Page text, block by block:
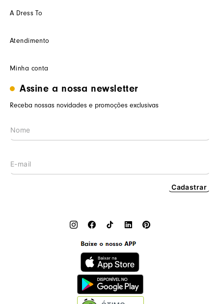
A Dress To
Futuro
Seja um(a) cliente multimarca
Trabalhe conosco
Nossas lojas
Atendimento
Como trocar
Termos de uso
Prazos de entrega
LGPD
Minha conta
Minha conta
Assine a nossa newsletter
Receba nossas novidades e promoções exclusivas
Cadastrar